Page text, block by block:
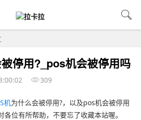
停用?_pos机会被停用吗
309
机为什么会被停用?，以及pos机会被停用
位有所帮助，不要忘了收藏本站喔。